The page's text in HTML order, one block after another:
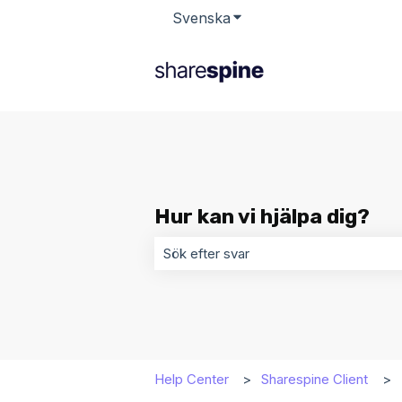
Svenska Visa undermenyer för
Hur kan vi hjälpa dig?
Help Center Sharespine Client